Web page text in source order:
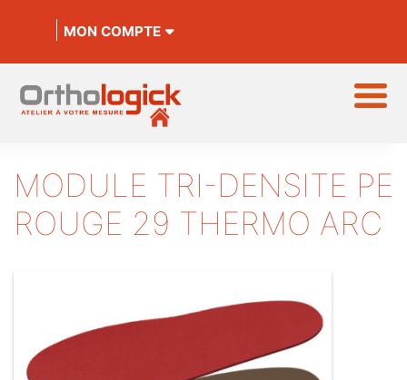
MON COMPTE
MODULE TRI-DENSITE PE
ROUGE 29 THERMO ARC